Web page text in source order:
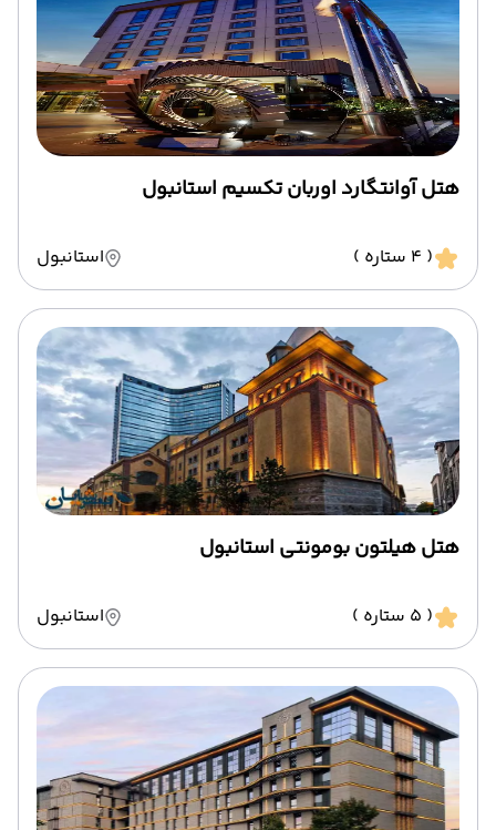
هتل آوانتگارد اوربان تکسیم استانبول
( 4 ستاره ) استانبول
هتل هیلتون بومونتی استانبول
( 5 ستاره ) استانبول